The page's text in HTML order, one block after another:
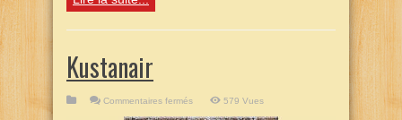
Kustanair
Commentaires fermés 579 Vues